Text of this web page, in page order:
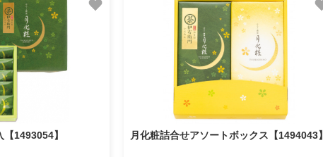
1493054】 月化粧詰合せアソートボックス【1494043】